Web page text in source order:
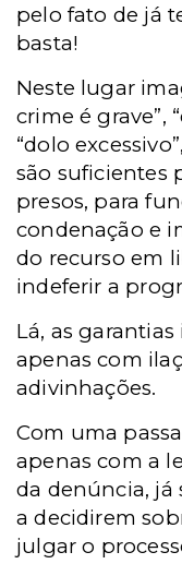
pelo fato de já
basta!
Neste lugar
crime é grave”,
“dolo
são suficientes
presos, para
condenação e
do recurso em
indeferir a
Lá, as
apenas com
adivinhações.
Com uma
apenas com a
da denúncia, já
a decidirem
julgar o